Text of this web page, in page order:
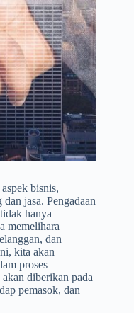
bisnis,
jasa. Pengadaan
hanya
memelihara
dan
kita akan
proses
diberikan pada
pemasok, dan